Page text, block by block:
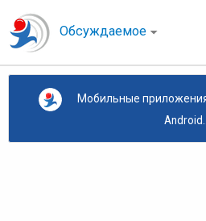
Обсуждаемое
Мобильные
Android...